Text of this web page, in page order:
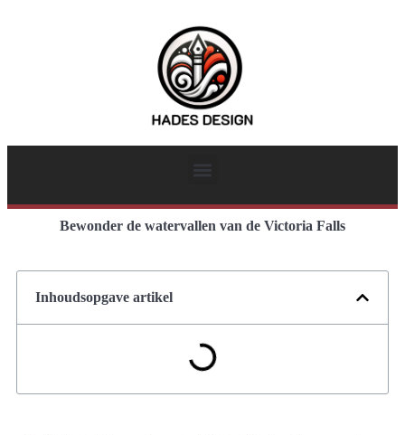
Bewonder de watervallen van de Victoria Falls
Inhoudsopgave artikel